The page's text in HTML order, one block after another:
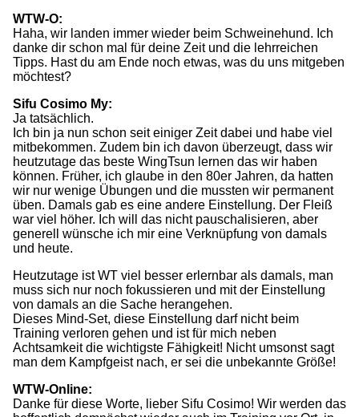
WTW-O:
Haha, wir landen immer wieder beim Schweinehund. Ich
danke dir schon mal für deine Zeit und die lehrreichen
Tipps. Hast du am Ende noch etwas, was du uns mitgeben
möchtest?
Sifu Cosimo My:
Ja tatsächlich.
Ich bin ja nun schon seit einiger Zeit dabei und habe viel
mitbekommen. Zudem bin ich davon überzeugt, dass wir
heutzutage das beste WingTsun lernen das wir haben
können. Früher, ich glaube in den 80er Jahren, da hatten
wir nur wenige Übungen und die mussten wir permanent
üben. Damals gab es eine andere Einstellung. Der Fleiß
war viel höher. Ich will das nicht pauschalisieren, aber
generell wünsche ich mir eine Verknüpfung von damals
und heute.
Heutzutage ist WT viel besser erlernbar als damals, man
muss sich nur noch fokussieren und mit der Einstellung
von damals an die Sache herangehen.
Dieses Mind-Set, diese Einstellung darf nicht beim
Training verloren gehen und ist für mich neben
Achtsamkeit die wichtigste Fähigkeit! Nicht umsonst sagt
man dem Kampfgeist nach, er sei die unbekannte Größe!
WTW-Online:
Danke für diese Worte, lieber Sifu Cosimo! Wir werden das